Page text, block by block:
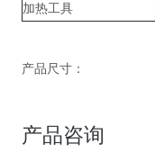
加热工具
产品尺寸：
产品咨询